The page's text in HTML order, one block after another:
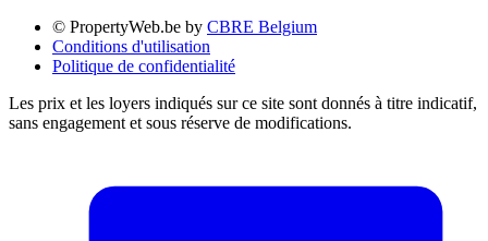
© PropertyWeb.be by CBRE Belgium
Conditions d'utilisation
Politique de confidentialité
Les prix et les loyers indiqués sur ce site sont donnés à titre indicatif,
sans engagement et sous réserve de modifications.